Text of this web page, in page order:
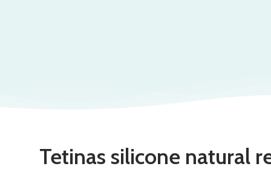
Tetinas silicone natural